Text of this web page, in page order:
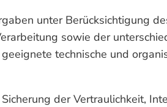
unter Berücksichtigung
sowie der
technische und
der Vertraulichkeit,